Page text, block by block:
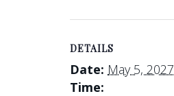
DETAILS
Date: May 5, 2027
Time: